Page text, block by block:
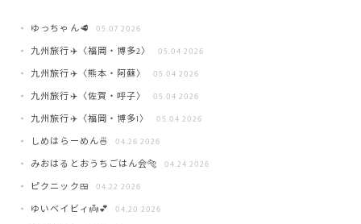
ゆっちゃん🥩 05.07 2026
九州旅行✈️〈福岡・博多2〉 05.04 2026
九州旅行✈️〈熊本・阿蘇〉 05.04 2026
九州旅行✈️〈佐賀・呼子〉 05.04 2026
九州旅行✈️〈福岡・博多1〉 05.04 2026
しめはらーめん🍜 04.26 2026
みおはるとおうちごはん会🐅 04.24 2026
ピクニック🍱 04.22 2026
ゆいベイビィ👼💕 04.20 2026